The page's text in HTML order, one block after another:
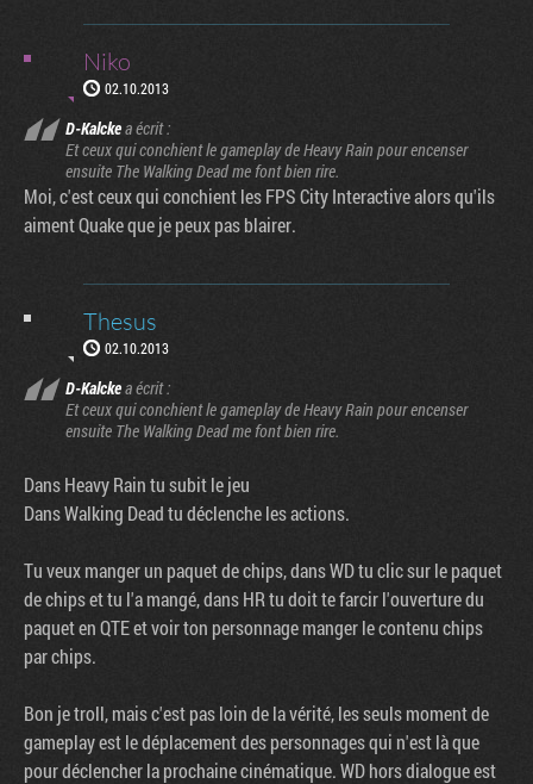
Niko
02.10.2013
D-Kalckea écrit :
Et ceux qui conchient le gameplay de Heavy Rain pour encenser
ensuite The Walking Dead me font bien rire.
Moi, c'est ceux qui conchient les FPS City Interactive alors qu'ils
aiment Quake que je peux pas blairer.
Thesus
02.10.2013
D-Kalckea écrit :
Et ceux qui conchient le gameplay de Heavy Rain pour encenser
ensuite The Walking Dead me font bien rire.
Dans Heavy Rain tu subit le jeu
Dans Walking Dead tu déclenche les actions.
Tu veux manger un paquet de chips, dans WD tu clic sur le paquet
de chips et tu l'a mangé, dans HR tu doit te farcir l'ouverture du
paquet en QTE et voir ton personnage manger le contenu chips
par chips.
Bon je troll, mais c'est pas loin de la vérité, les seuls moment de
gameplay est le déplacement des personnages qui n'est là que
pour déclencher la prochaine cinématique. WD hors dialogue est